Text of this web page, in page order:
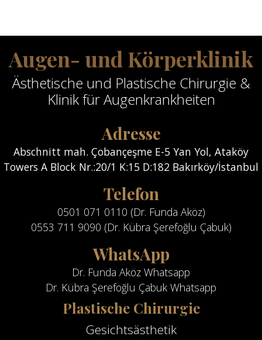
Augen- und Körperklinik
Ästhetische und Plastische Chirurgie &
Klinik für Augenkrankheiten
Adresse
Abschnitt mah. Çobançeşme E-5 Yan Yol, Ataköy
Towers A Block Nr.:20/1 K:15 D:182 Bakırköy/İstanbul
Telefon
0501 071 0110 (Dr. Funda Aköz)
0553 711 9090 (Dr. Kübra Şerefoğlu Çabuk)
WhatsApp
Dr. Funda Aköz Whatsapp
Dr. Kübra Şerefoğlu Çabuk Whatsapp
Plastische Chirurgie
Gesichtsästhetik